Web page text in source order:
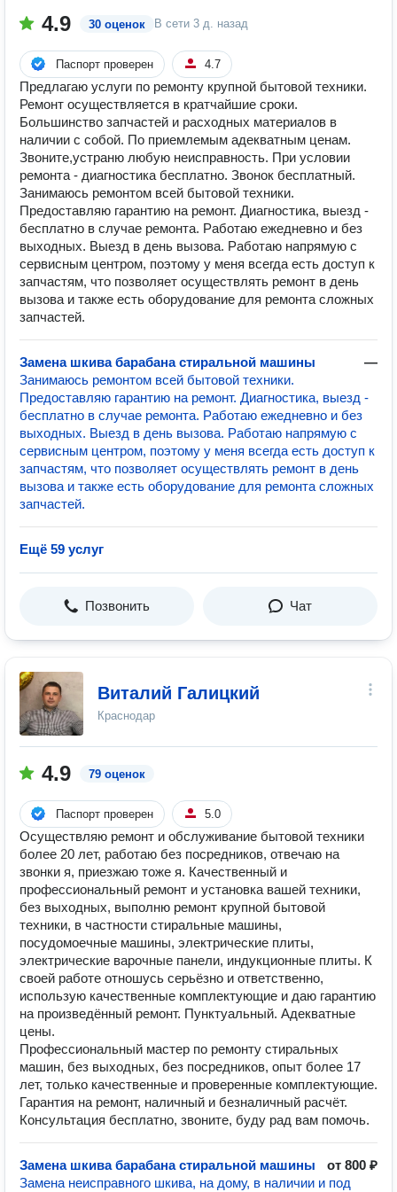
4.9 30 оценок В сети 3 д. назад
Паспорт проверен 4.7
Предлагаю услуги по ремонту крупной бытовой техники.
Ремонт осуществляется в кратчайшие сроки.
Большинство запчастей и расходных материалов в
наличии с собой. По приемлемым адекватным ценам.
Звоните,устраню любую неисправность. При условии
ремонта - диагностика бесплатно. Звонок бесплатный.
Занимаюсь ремонтом всей бытовой техники.
Предоставляю гарантию на ремонт. Диагностика, выезд -
бесплатно в случае ремонта. Работаю ежедневно и без
выходных. Выезд в день вызова. Работаю напрямую с
сервисным центром, поэтому у меня всегда есть доступ к
запчастям, что позволяет осуществлять ремонт в день
вызова и также есть оборудование для ремонта сложных
запчастей.
Замена шкива барабана стиральной машины
—
Занимаюсь ремонтом всей бытовой техники.
Предоставляю гарантию на ремонт. Диагностика, выезд -
бесплатно в случае ремонта. Работаю ежедневно и без
выходных. Выезд в день вызова. Работаю напрямую с
сервисным центром, поэтому у меня всегда есть доступ к
запчастям, что позволяет осуществлять ремонт в день
вызова и также есть оборудование для ремонта сложных
запчастей.
Ещё 59 услуг
Позвонить Чат
Виталий Галицкий
Краснодар
4.9 79 оценок
Паспорт проверен 5.0
Осуществляю ремонт и обслуживание бытовой техники
более 20 лет, работаю без посредников, отвечаю на
звонки я, приезжаю тоже я. Качественный и
профессиональный ремонт и установка вашей техники,
без выходных, выполню ремонт крупной бытовой
техники, в частности стиральные машины,
посудомоечные машины, электрические плиты,
электрические варочные панели, индукционные плиты. К
своей работе отношусь серьёзно и ответственно,
использую качественные комплектующие и даю гарантию
на произведённый ремонт. Пунктуальный. Адекватные
цены.
Профессиональный мастер по ремонту стиральных
машин, без выходных, без посредников, опыт более 17
лет, только качественные и проверенные комплектующие.
Гарантия на ремонт, наличный и безналичный расчёт.
Консультация бесплатно, звоните, буду рад вам помочь.
Замена шкива барабана стиральной машины
от 800 ₽
Замена неисправного шкива, на дому, в наличии и под